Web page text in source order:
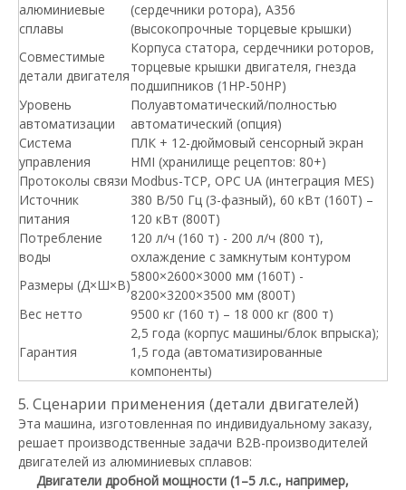
алюминиевые
сплавы
(сердечники ротора), A356
(высокопрочные торцевые крышки)
Совместимые
детали двигателя
Корпуса статора, сердечники роторов,
торцевые крышки двигателя, гнезда
подшипников (1HP-50HP)
Уровень
автоматизации
Полуавтоматический/полностью
автоматический (опция)
Система
управления
ПЛК + 12-дюймовый сенсорный экран
HMI (хранилище рецептов: 80+)
Протоколы связи Modbus-TCP, OPC UA (интеграция MES)
Источник
питания
380 В/50 Гц (3-фазный), 60 кВт (160T) –
120 кВт (800T)
Потребление
воды
120 л/ч (160 т) - 200 л/ч (800 т),
охлаждение с замкнутым контуром
Размеры (Д×Ш×В)
5800×2600×3000 мм (160Т) -
8200×3200×3500 мм (800Т)
Вес нетто
9500 кг (160 т) – 18 000 кг (800 т)
Гарантия
2,5 года (корпус машины/блок впрыска);
1,5 года (автоматизированные
компоненты)
5. Сценарии применения (детали двигателей)
Эта машина, изготовленная по индивидуальному заказу,
решает производственные задачи B2B-производителей
двигателей из алюминиевых сплавов:
Двигатели дробной мощности (1–5 л.с., например,